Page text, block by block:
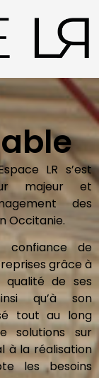
LR s’est
majeur et
des
Occitanie.
de
grâce à
de ses
qu’à son
tout au long
solutions sur
à la réalisation
les besoins